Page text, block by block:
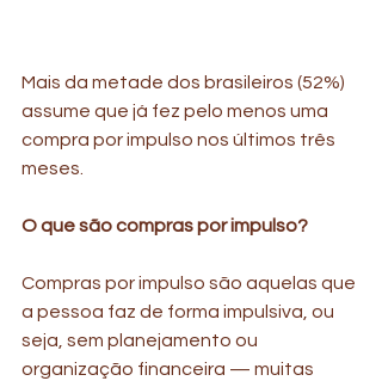
Mais da metade dos brasileiros (52%)
assume que já fez pelo menos uma
compra por impulso nos últimos três
meses.
O que são compras por impulso?
Compras por impulso são aquelas que
a pessoa faz de forma impulsiva, ou
seja, sem planejamento ou
organização financeira — muitas